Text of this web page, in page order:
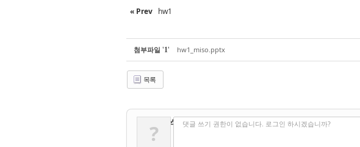
« Prev hw1
첨부파일 '1' hw1_miso.pptx
목록
댓글 쓰기
? 댓글 쓰기 권한이 없습니다. 로그인 하시겠습니까?
Sketchbook5, 스케치북5
Sketchbook5, 스케치북5